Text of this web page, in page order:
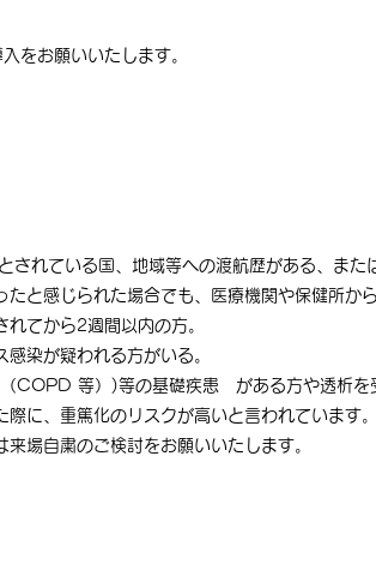
をお願いいたします。
されている国、地域等への渡航歴がある、また
と感じられた場合でも、医療機関や保健所か
てから2週間以内の方。
染が疑われる方がいる。
COPD 等）)等の基礎疾患 がある方や透析を
に、重篤化のリスクが高いと言われています
場自粛のご検討をお願いいたします。